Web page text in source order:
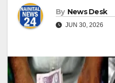
By News Desk
JUN 30, 2026